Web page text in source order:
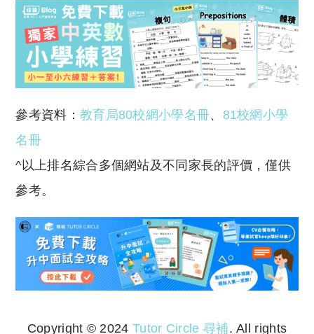
參考資料： 教育局80校網小學名冊、 81校網小學
名冊
^以上排名綜合多個網站及不同家長的評價，僅供
參考。
Copyright © 2024 Tutor Circle 尋補. All rights